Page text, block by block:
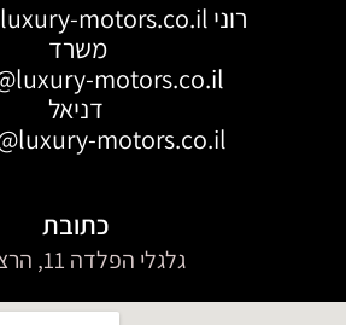
רוני motors.co.il
משרד
motors.co.il
דניאל
motors.co.il
כתובת
גלגלי הפלדה 11, הרצליה